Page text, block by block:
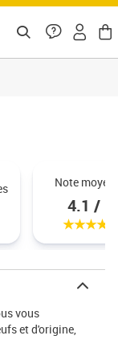
Note
4.1 / 5
vous
et d'origine,